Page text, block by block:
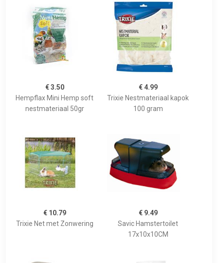
€ 3.50
Hempflax Mini Hemp soft
nestmateriaal 50gr
€ 4.99
Trixie Nestmateriaal kapok
100 gram
€ 10.79
Trixie Net met Zonwering
€ 9.49
Savic Hamstertoilet
17x10x10CM